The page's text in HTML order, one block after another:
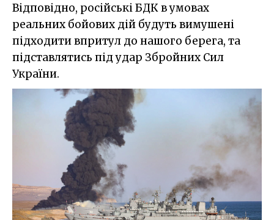
Відповідно, російські БДК в умовах
реальних бойових дій будуть вимушені
підходити впритул до нашого берега, та
підставлятись під удар Збройних Сил
України.